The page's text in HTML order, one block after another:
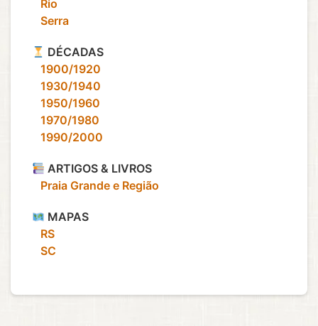
‎ ‎ ‎ Rio
‎ ‎ ‎ Serra
DÉCADAS
‎ ‎ ‎ 1900/1920
‎ ‎ ‎ 1930/1940
‎ ‎ ‎ 1950/1960
‎ ‎ ‎ 1970/1980
‎ ‎ ‎ 1990/2000
ARTIGOS & LIVROS
‎ ‎ ‎ Praia Grande e Região
MAPAS
‎ ‎ ‎ RS
‎ ‎ ‎ SC